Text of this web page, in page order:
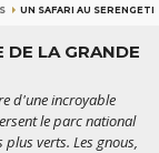
UN SAFARI AU
DE LA GRANDE
d'une incroyable
le parc national
verts. Les gnous,